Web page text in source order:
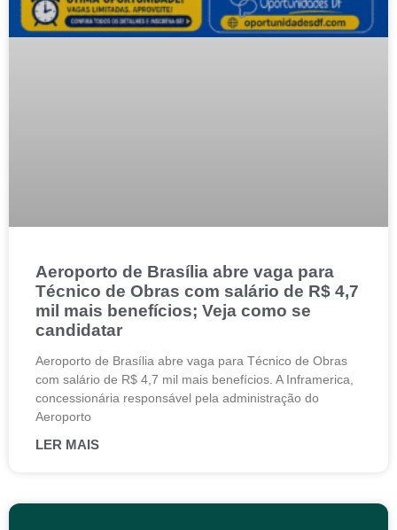
Aeroporto de Brasília abre vaga para
Técnico de Obras com salário de R$ 4,7
mil mais benefícios; Veja como se
candidatar
Aeroporto de Brasília abre vaga para Técnico de Obras
com salário de R$ 4,7 mil mais benefícios. A Inframerica,
concessionária responsável pela administração do
Aeroporto
LER MAIS